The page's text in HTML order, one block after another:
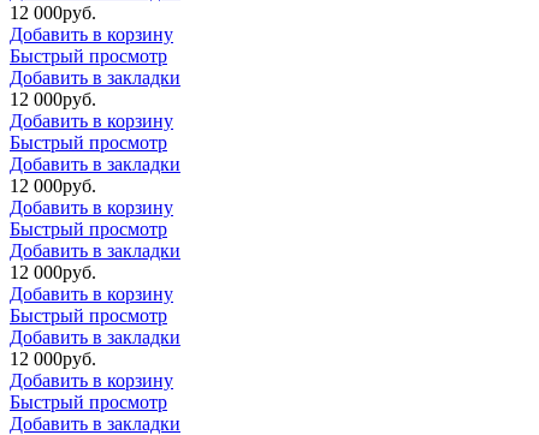
12 000руб.
Добавить в корзину
Быстрый просмотр
Добавить в закладки
12 000руб.
Добавить в корзину
Быстрый просмотр
Добавить в закладки
12 000руб.
Добавить в корзину
Быстрый просмотр
Добавить в закладки
12 000руб.
Добавить в корзину
Быстрый просмотр
Добавить в закладки
12 000руб.
Добавить в корзину
Быстрый просмотр
Добавить в закладки